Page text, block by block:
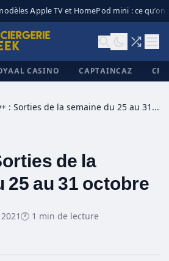
Apple TV et HomePod mini : ce qu’on
CASINO CAPTAINCAZ
Disney+ : Sorties de la semaine du 25 au 31 octobre
de la
25 au 31 octobre
🕐 1 min de lecture